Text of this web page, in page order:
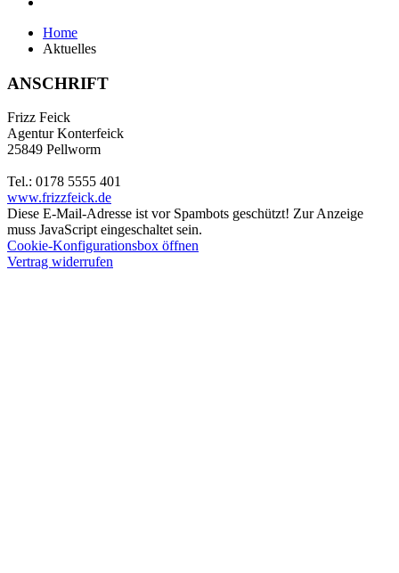
Home
Aktuelles
ANSCHRIFT
Frizz Feick
Agentur Konterfeick
25849 Pellworm
Tel.: 0178 5555 401
www.frizzfeick.de
Diese E-Mail-Adresse ist vor Spambots geschützt! Zur Anzeige
muss JavaScript eingeschaltet sein.
Cookie-Konfigurationsbox öffnen
Vertrag widerrufen